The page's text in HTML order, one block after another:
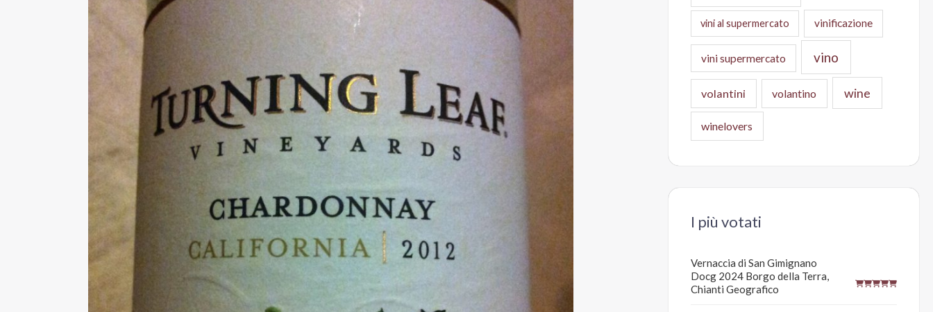
vini al supermercato vinificazione
vini supermercato vino
volantini volantino wine
winelovers
I più votati
Vernaccia di San Gimignano
Docg 2024 Borgo della Terra,
Chianti Geografico